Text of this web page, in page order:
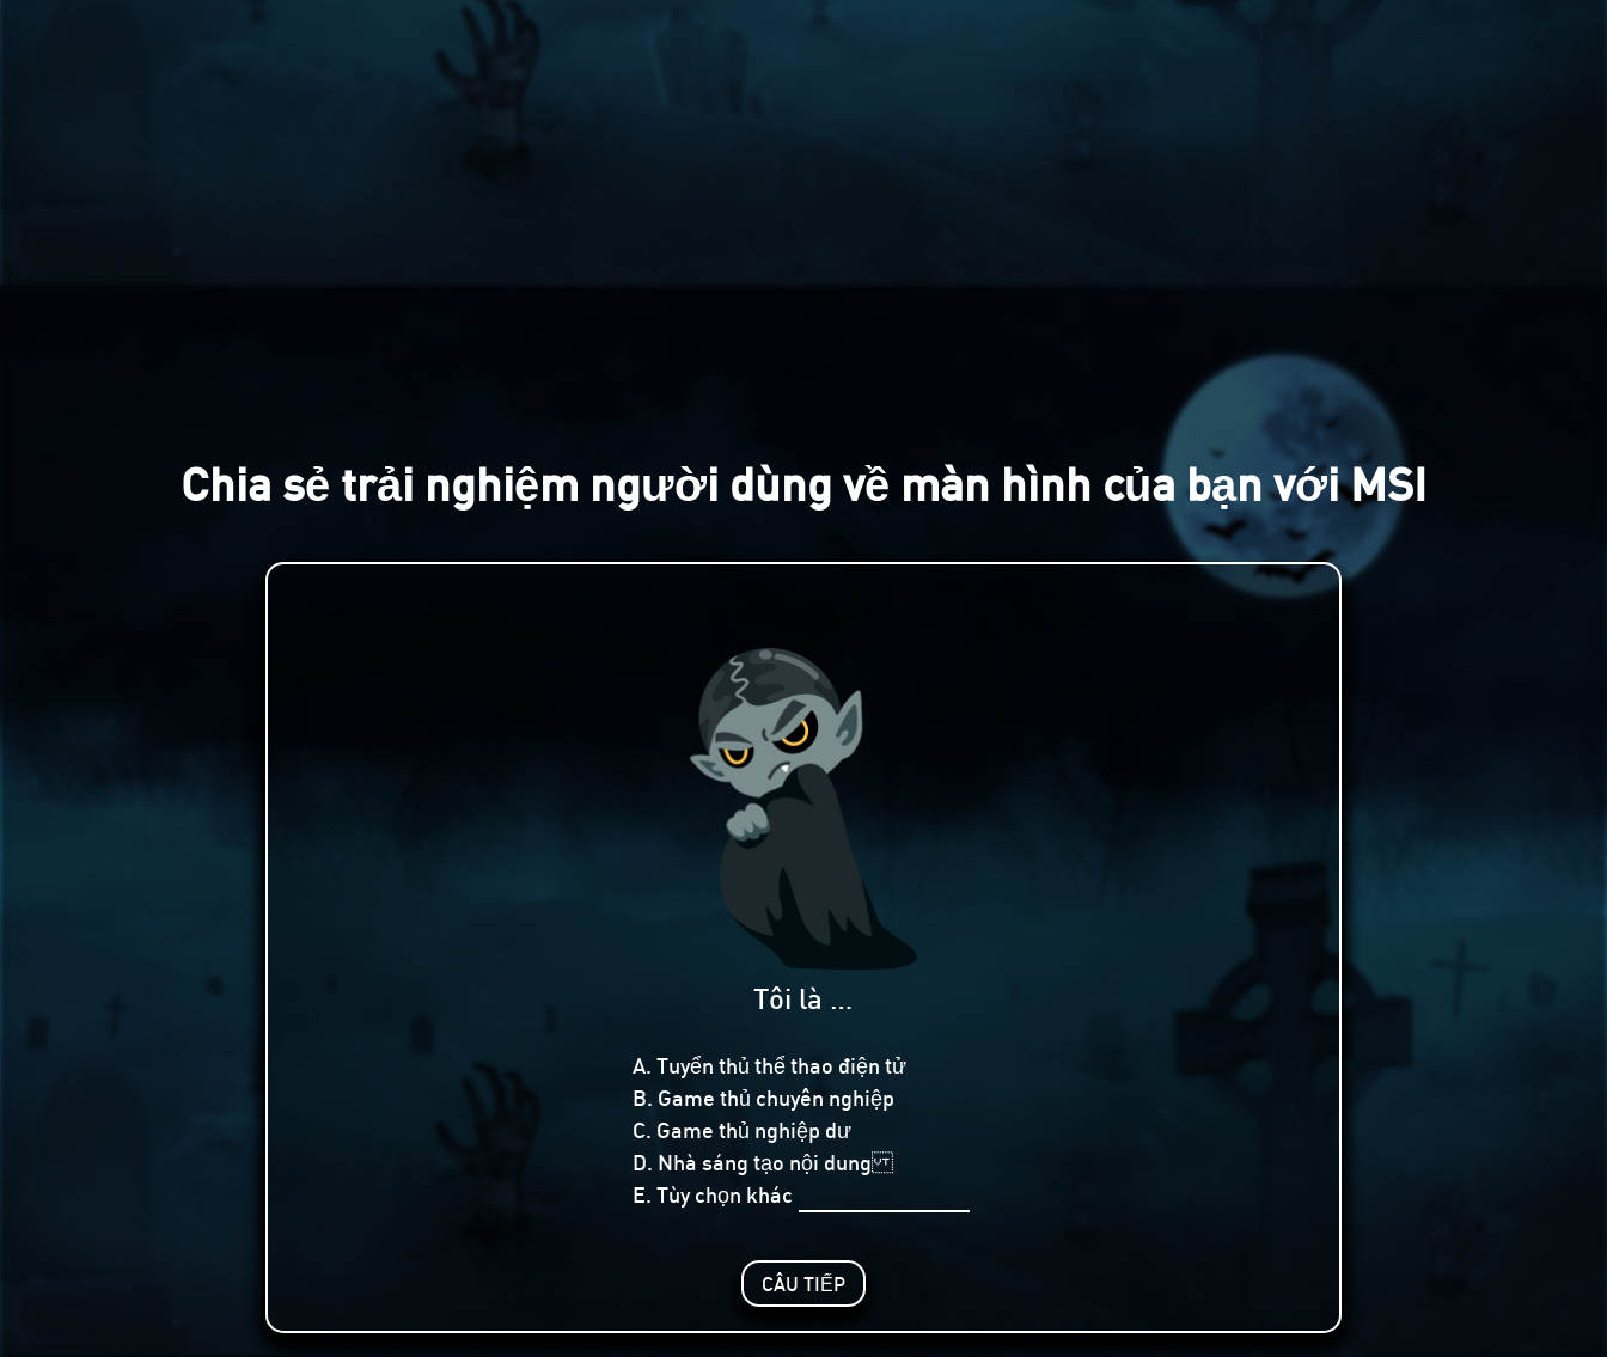
Chia sẻ trải nghiệm người dùng về màn hình của bạn với MSI
Tôi là …
A. Tuyển thủ thể thao điện tử
B. Game thủ chuyên nghiệp
C. Game thủ nghiệp dư
D. Nhà sáng tạo nội dung
E. Tùy chọn khác
CÂU TIẾP